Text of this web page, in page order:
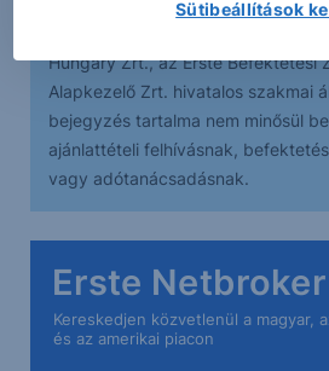
A podcastban foglaltak kizárólag
Hungary Zrt., az Erste Befektetési
Alapkezelő Zrt. hivatalos szakmai
bejegyzés tartalma nem minősül
ajánlattételi felhívásnak,
vagy adótanácsadásnak.
Erste Netbroker
Kereskedjen közvetlenül a magyar,
és az amerikai piacon
Sütibeállítások